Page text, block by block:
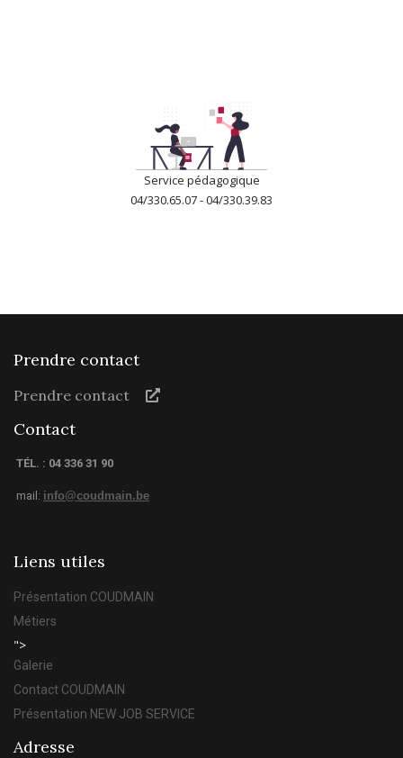
Service pédagogique
04/330.65.07 - 04/330.39.83
Prendre contact
Prendre contact
Contact
TÉL. : 04 336 31 90
mail: info@coudmain.be
Liens utiles
Présentation COUDMAIN
Métiers
">
Galerie
Contact COUDMAIN
Présentation NEW JOB SERVICE
Adresse